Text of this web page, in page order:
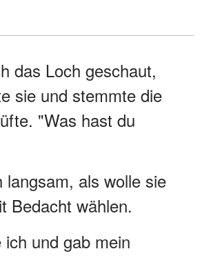
das Loch geschaut,
sie und stemmte die
"Was hast du
langsam, als wolle sie
Bedacht wählen.
und gab mein